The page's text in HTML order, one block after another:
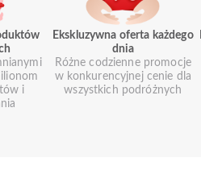
i
Ekskluzywna oferta każdego
dnia
Różne codzienne promocje
w konkurencyjnej cenie dla
wszystkich podróżnych